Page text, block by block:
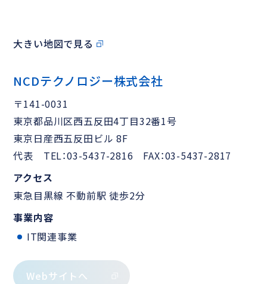
大きい地図で見る
NCDテクノロジー株式会社
〒141-0031
東京都品川区西五反田4丁目32番1号
東京日産西五反田ビル 8F
代表 TEL：03-5437-2816 FAX：03-5437-2817
アクセス
東急目黒線 不動前駅 徒歩2分
事業内容
IT関連事業
Webサイトへ